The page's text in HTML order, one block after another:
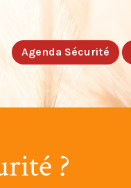
Agenda Sécurité
?